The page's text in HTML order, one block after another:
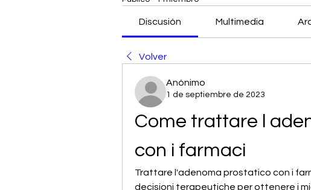
Discusión Multimedia
Volver
Anónimo
1 de septiembre de 2023
Come trattare l
con i farmaci
Trattare l'adenoma prostatico con i
decisioni terapeutiche per ottenere i